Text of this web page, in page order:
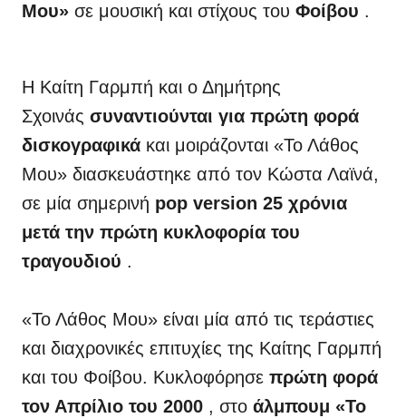
Μου» σε μουσική και στίχους του Φοίβου .
Η Καίτη Γαρμπή και ο Δημήτρης
Σχοινάς συναντιούνται για πρώτη φορά
δισκογραφικά και μοιράζονται «Το Λάθος
Μου» διασκευάστηκε από τον Κώστα Λαϊνά,
σε μία σημερινή pop version 25 χρόνια
μετά την πρώτη κυκλοφορία του
τραγουδιού .
«Το Λάθος Μου» είναι μία από τις τεράστιες
και διαχρονικές επιτυχίες της Καίτης Γαρμπή
και του Φοίβου. Κυκλοφόρησε πρώτη φορά
τον Απρίλιο του 2000 , στο άλμπουμ «Το